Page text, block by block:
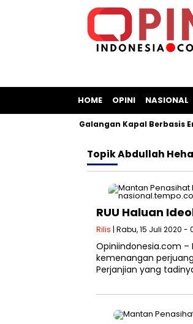
HOME OPINI NASIONAL
Bangun Galangan Kapal Berbasis
TopikAbdullah
RUU Haluan
Rilis | Rabu, 15 Juli 2020 -
Opiniindonesia.com –
kemenangan
Perjanjian yang